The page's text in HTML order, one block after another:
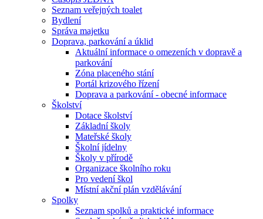
Seznam veřejných toalet
Bydlení
Správa majetku
Doprava, parkování a úklid
Aktuální informace o omezeních v dopravě a
parkování
Zóna placeného stání
Portál krizového řízení
Doprava a parkování - obecné informace
Školství
Dotace školství
Základní školy
Mateřské školy
Školní jídelny
Školy v přírodě
Organizace školního roku
Pro vedení škol
Místní akční plán vzdělávání
Spolky
Seznam spolků a praktické informace